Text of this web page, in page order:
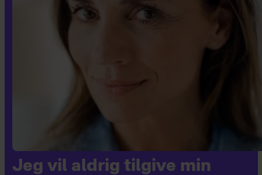
Jeg vil aldrig tilgive min